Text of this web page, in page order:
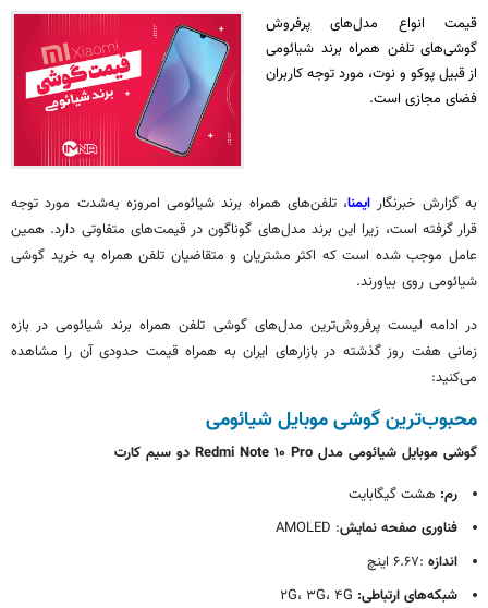
قیمت انواع مدل‌های پرفروش
گوشی‌های تلفن همراه برند شیائومی
از قبیل پوکو و نوت، مورد توجه کاربران
فضای مجازی است.
به گزارش خبرنگار ایمنا، تلفن‌های همراه برند شیائومی امروزه به‌شدت مورد توجه
قرار گرفته است، زیرا این برند مدل‌های گوناگون در قیمت‌های متفاوتی دارد. همین
عامل موجب شده است که اکثر مشتریان و متقاضیان تلفن همراه به خرید گوشی
شیائومی روی بیاورند.
در ادامه لیست پرفروش‌ترین مدل‌های گوشی تلفن همراه برند شیائومی در بازه
زمانی هفت روز گذشته در بازارهای ایران به همراه قیمت حدودی آن را مشاهده
می‌کنید:
محبوب‌ترین گوشی موبایل شیائومی
گوشی موبایل شیائومی مدل Redmi Note ۱۰ Pro دو سیم کارت
رم: هشت گیگابایت
فناوری صفحه نمایش: AMOLED
اندازه:۶.۶۷ اینچ
شبکه‌های ارتباطی: